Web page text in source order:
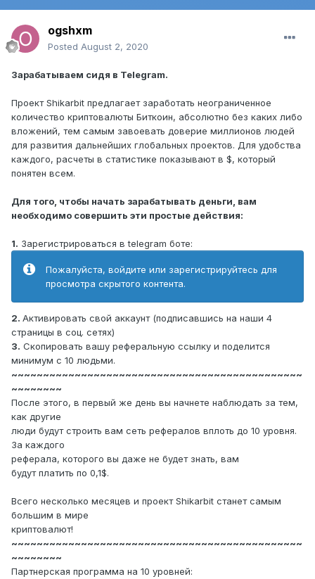
ogshxm
Posted August 2, 2020
Зарабатываем сидя в Telegram.
Проект Shikarbit предлагает заработать неограниченное
количество криптовалюты Биткоин, абсолютно без каких либо
вложений, тем самым завоевать доверие миллионов людей
для развития дальнейших глобальных проектов. Для удобства
каждого, расчеты в статистике показывают в $, который
понятен всем.
Для того, чтобы начать зарабатывать деньги, вам
необходимо совершить эти простые действия:
1. Зарегистрироваться в telegram боте:
Пожалуйста, войдите или зарегистрируйтесь для
просмотра скрытого контента.
2. Активировать свой аккаунт (подписавшись на наши 4
страницы в соц. сетях)
3. Скопировать вашу реферальную ссылку и поделится
минимум с 10 людьми.
~~~~~~~~~~~~~~~~~~~~~~~~~~~~~~~~~~~~~~~~~~~~~~
~~~~~~~~
После этого, в первый же день вы начнете наблюдать за тем,
как другие
люди будут строить вам сеть рефералов вплоть до 10 уровня.
За каждого
реферала, которого вы даже не будет знать, вам
будут платить по 0,1$.
Всего несколько месяцев и проект Shikarbit станет самым
большим в мире
криптовалют!
~~~~~~~~~~~~~~~~~~~~~~~~~~~~~~~~~~~~~~~~~~~~~~
~~~~~~~~
Партнерская программа на 10 уровней: